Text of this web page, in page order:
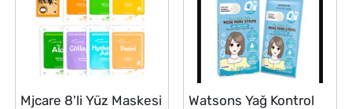
Mjcare 8'li Yüz Maskesi
Watsons Yağ Kontrol